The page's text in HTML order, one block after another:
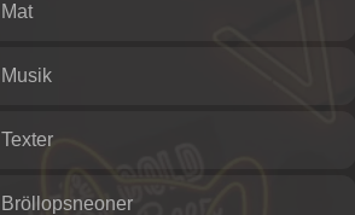
Mat
Musik
Texter
Bröllopsneoner